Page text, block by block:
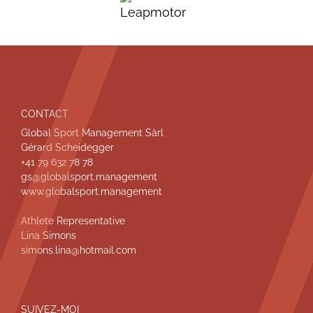
P
i
e
d
e
p
CONTACT
Global Sport Management Sàrl
Gérard Scheidegger
+41 79 632 78 78
gs@globalsport.management
www.globalsport.management
Athlete Representative
Lina Simons
simons.lina@hotmail.com
SUIVEZ-MOI